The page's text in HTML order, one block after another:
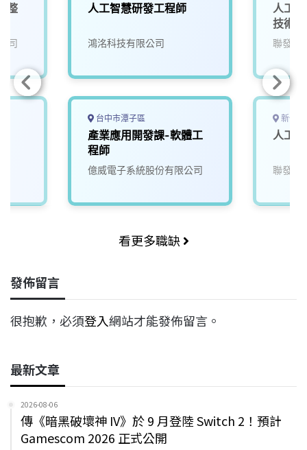
整
司
人工智慧研發工程師
鴻洺科技有限公司
台中市潭子區
產業應用開發課-軟體工
程師
億威電子系統股份有限公司
人工
技術
聯發科
新竹
人工
聯發科
看更多職缺
發佈留言
很抱歉，必須登入網站才能發佈留言。
最新文章
2026-08-06
傳《暗黑破壞神 IV》於 9 月登陸 Switch 2！預計
Gamescom 2026 正式公開